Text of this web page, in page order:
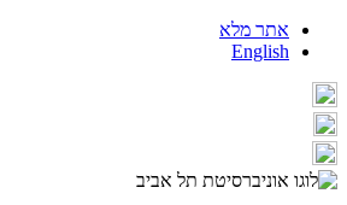
אתר מלא
English